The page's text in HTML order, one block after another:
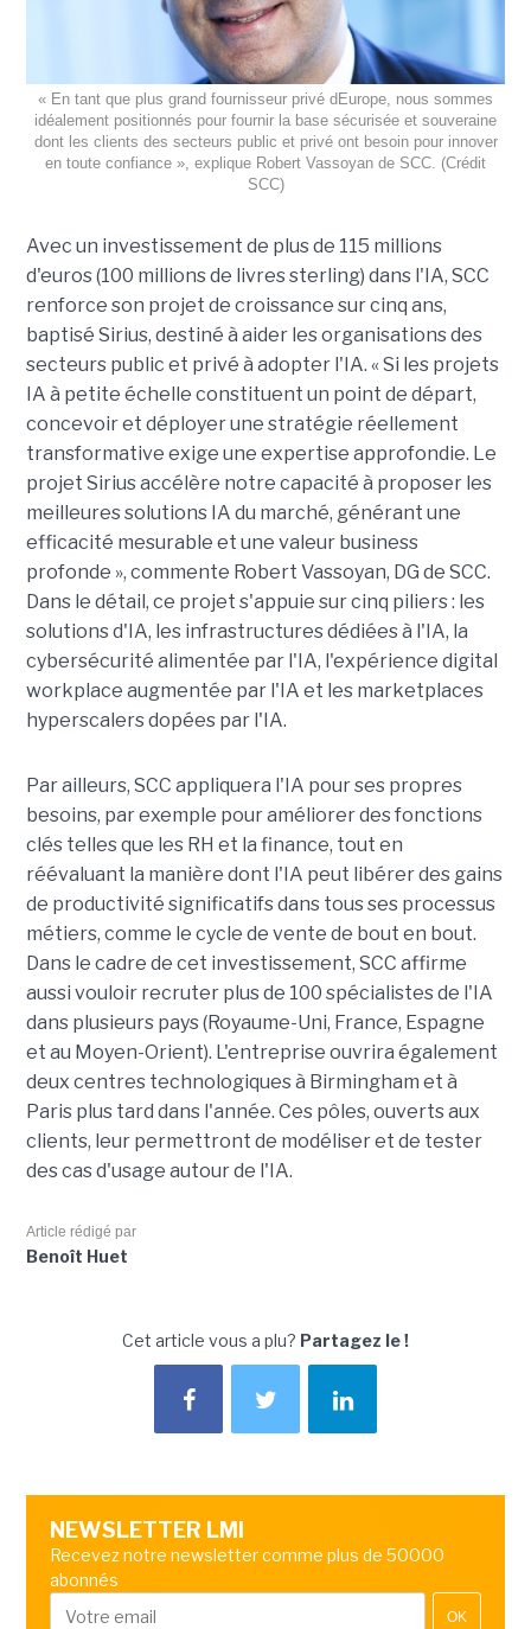
« En tant que plus grand fournisseur privé dEurope, nous sommes
idéalement positionnés pour fournir la base sécurisée et souveraine
dont les clients des secteurs public et privé ont besoin pour innover
en toute confiance », explique Robert Vassoyan de SCC. (Crédit
SCC)
Avec un investissement de plus de 115 millions
d'euros (100 millions de livres sterling) dans l'IA, SCC
renforce son projet de croissance sur cinq ans,
baptisé Sirius, destiné à aider les organisations des
secteurs public et privé à adopter l'IA. « Si les projets
IA à petite échelle constituent un point de départ,
concevoir et déployer une stratégie réellement
transformative exige une expertise approfondie. Le
projet Sirius accélère notre capacité à proposer les
meilleures solutions IA du marché, générant une
efficacité mesurable et une valeur business
profonde », commente Robert Vassoyan, DG de SCC.
Dans le détail, ce projet s'appuie sur cinq piliers : les
solutions d'IA, les infrastructures dédiées à l'IA, la
cybersécurité alimentée par l'IA, l'expérience digital
workplace augmentée par l'IA et les marketplaces
hyperscalers dopées par l'IA.
Par ailleurs, SCC appliquera l'IA pour ses propres
besoins, par exemple pour améliorer des fonctions
clés telles que les RH et la finance, tout en
réévaluant la manière dont l'IA peut libérer des gains
de productivité significatifs dans tous ses processus
métiers, comme le cycle de vente de bout en bout.
Dans le cadre de cet investissement, SCC affirme
aussi vouloir recruter plus de 100 spécialistes de l'IA
dans plusieurs pays (Royaume-Uni, France, Espagne
et au Moyen-Orient). L'entreprise ouvrira également
deux centres technologiques à Birmingham et à
Paris plus tard dans l'année. Ces pôles, ouverts aux
clients, leur permettront de modéliser et de tester
des cas d'usage autour de l'IA.
Article rédigé par
Benoît Huet
Cet article vous a plu? Partagez le !
NEWSLETTER LMI
Recevez notre newsletter comme plus de 50000
abonnés
OK